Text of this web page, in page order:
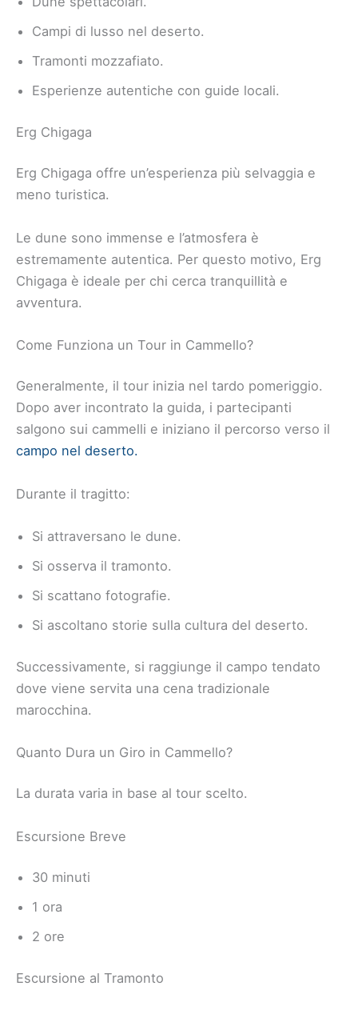
Campi di lusso nel deserto.
Tramonti mozzafiato.
Esperienze autentiche con guide locali.
Erg Chigaga
Erg Chigaga offre un’esperienza più selvaggia e
meno turistica.
Le dune sono immense e l’atmosfera è
estremamente autentica. Per questo motivo, Erg
Chigaga è ideale per chi cerca tranquillità e
avventura.
Come Funziona un Tour in Cammello?
Generalmente, il tour inizia nel tardo pomeriggio.
Dopo aver incontrato la guida, i partecipanti
salgono sui cammelli e iniziano il percorso verso il
campo nel deserto.
Durante il tragitto:
Si attraversano le dune.
Si osserva il tramonto.
Si scattano fotografie.
Si ascoltano storie sulla cultura del deserto.
Successivamente, si raggiunge il campo tendato
dove viene servita una cena tradizionale
marocchina.
Quanto Dura un Giro in Cammello?
La durata varia in base al tour scelto.
Escursione Breve
30 minuti
1 ora
2 ore
Escursione al Tramonto